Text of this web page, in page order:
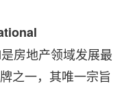
房地产领域发展最
之一，其唯一宗旨